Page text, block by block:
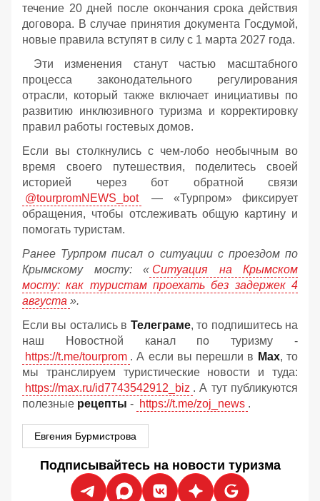
течение 20 дней после окончания срока действия
договора. В случае принятия документа Госдумой,
новые правила вступят в силу с 1 марта 2027 года.
Эти изменения станут частью масштабного
процесса законодательного регулирования
отрасли, который также включает инициативы по
развитию инклюзивного туризма и корректировку
правил работы гостевых домов.
Если вы столкнулись с чем-лобо необычным во
время своего путешествия, поделитесь своей
историей через бот обратной связи
@tourpromNEWS_bot
— «Турпром» фиксирует
обращения, чтобы отслеживать общую картину и
помогать туристам.
Ранее Турпром писал о ситуации с проездом по
Крымскому мосту: « Ситуация на Крымском
мосту: как туристам проехать без задержек 4
августа ».
Если вы остались в Телеграме, то подпишитесь на
наш Новостной канал по туризму -
https://t.me/tourprom . А если вы перешли в Мах, то
мы транслируем туристические новости и туда:
https://max.ru/id7743542912_biz . А тут публикуются
полезные рецепты - https://t.me/zoj_news .
Евгения Бурмистрова
Подписывайтесь на новости туризма